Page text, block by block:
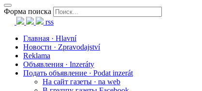
Форма поиска
rss
Главная · Hlavní
Новости · Zpravodajství
Reklama
Объявления · Inzeráty
Подать объявление · Podat inzerát
На сайт газеты · na web